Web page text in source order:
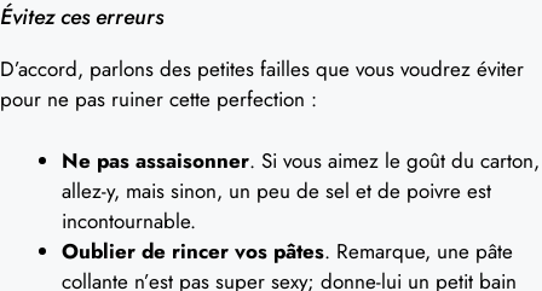
Évitez ces erreurs
D’accord, parlons des petites failles que vous voudrez éviter
pour ne pas ruiner cette perfection :
Ne pas assaisonner. Si vous aimez le goût du carton,
allez-y, mais sinon, un peu de sel et de poivre est
incontournable.
Oublier de rincer vos pâtes. Remarque, une pâte
collante n’est pas super sexy; donne-lui un petit bain